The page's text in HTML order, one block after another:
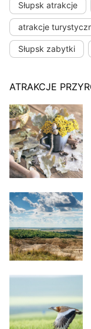
Słupsk atrakcje
atrakcje
Słupsk zabytki
ATRAKCJE